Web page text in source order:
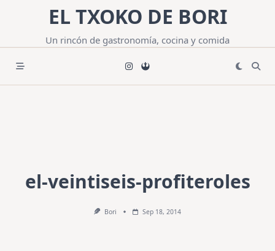
contenido
EL TXOKO DE BORI
Un rincón de gastronomía, cocina y comida
el-veintiseis-profiteroles
Bori Sep 18, 2014